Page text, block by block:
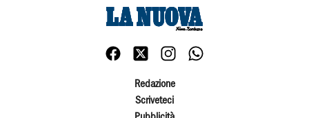
Redazione
Scriveteci